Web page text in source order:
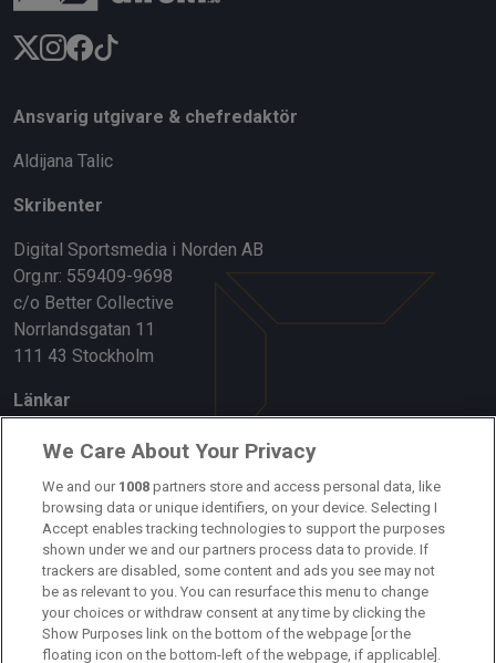
Ansvarig utgivare & chefredaktör
Aldijana Talic
Skribenter
Digital Sportsmedia i Norden AB
Org.nr: 559409-9698
c/o Better Collective
Norrlandsgatan 11
111 43 Stockholm
Länkar
Om oss
Kontakta oss
Kundtjänst
Sponsor: Rekatochklart
Annonsera på Fotbolldirekt
We Care About Your Privacy
We and our 1008 partners store and access personal data, like
browsing data or unique identifiers, on your device. Selecting I
Accept enables tracking technologies to support the purposes
shown under we and our partners process data to provide. If
trackers are disabled, some content and ads you see may not
be as relevant to you. You can resurface this menu to change
your choices or withdraw consent at any time by clicking the
Show Purposes link on the bottom of the webpage [or the
floating icon on the bottom-left of the webpage, if applicable].